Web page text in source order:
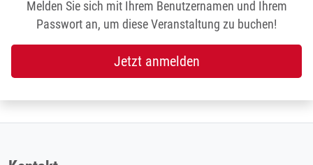
Melden Sie sich mit Ihrem Benutzernamen und Ihrem
Passwort an, um diese Veranstaltung zu buchen!
Jetzt anmelden